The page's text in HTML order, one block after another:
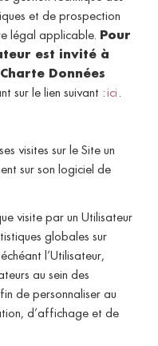
et de prospection
légal applicable. Pour
est invité à
Données
sur le lien suivant :ici .
visites sur le Site un
sur son logiciel de
visite par un Utilisateur
globales sur
l’Utilisateur,
au sein des
de personnaliser au
d’affichage et de